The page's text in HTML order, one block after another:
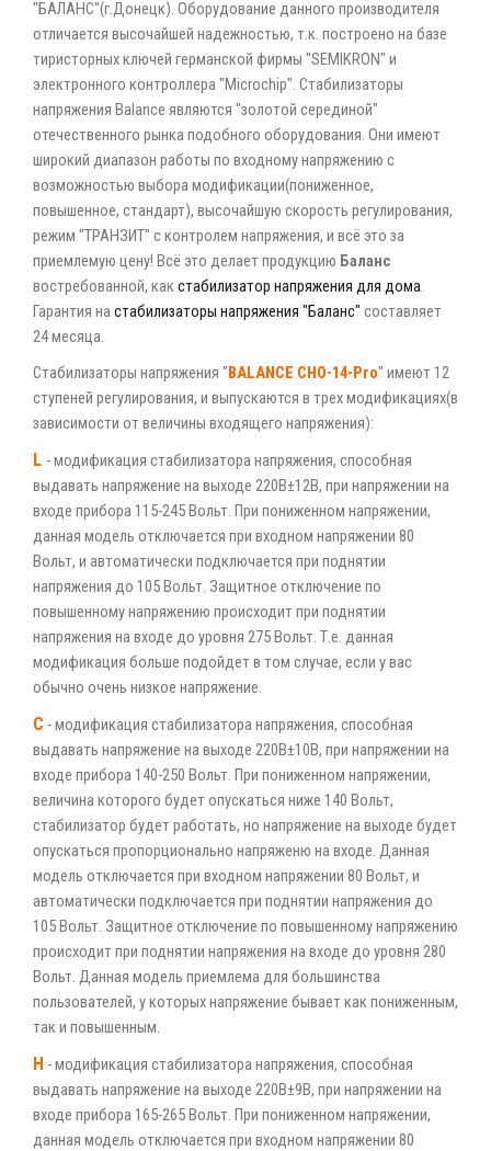
"БАЛАНС"(г.Донецк). Оборудование данного производителя
отличается высочайшей надежностью, т.к. построено на базе
тиристорных ключей германской фирмы "SEMIKRON" и
электронного контроллера "Microchip". Стабилизаторы
напряжения Balance являются "золотой серединой"
отечественного рынка подобного оборудования. Они имеют
широкий диапазон работы по входному напряжению с
возможностью выбора модификации(пониженное,
повышенное, стандарт), высочайшую скорость регулирования,
режим "ТРАНЗИТ" с контролем напряжения, и всё это за
приемлемую цену! Всё это делает продукцию Баланс
востребованной, какстабилизатор напряжения для дома.
Гарантия на стабилизаторы напряжения "Баланс" составляет
24 месяца.
Стабилизаторы напряжения "BALANCE CHO-14-Pro" имеют 12
ступеней регулирования, и выпускаются в трех модификациях(в
зависимости от величины входящего напряжения):
L - модификация стабилизатора напряжения, способная
выдавать напряжение на выходе 220В±12В, при напряжении на
входе прибора 115-245 Вольт. При пониженном напряжении,
данная модель отключается при входном напряжении 80
Вольт, и автоматически подключается при поднятии
напряжения до 105 Вольт. Защитное отключение по
повышенному напряжению происходит при поднятии
напряжения на входе до уровня 275 Вольт. Т.е. данная
модификация больше подойдет в том случае, если у вас
обычно очень низкое напряжение.
С - модификация стабилизатора напряжения, способная
выдавать напряжение на выходе 220В±10В, при напряжении на
входе прибора 140-250 Вольт. При пониженном напряжении,
величина которого будет опускаться ниже 140 Вольт,
стабилизатор будет работать, но напряжение на выходе будет
опускаться пропорционально напряженю на входе. Данная
модель отключается при входном напряжении 80 Вольт, и
автоматически подключается при поднятии напряжения до
105 Вольт. Защитное отключение по повышенному напряжению
происходит при поднятии напряжения на входе до уровня 280
Вольт. Данная модель приемлема для большинства
пользователей, у которых напряжение бывает как пониженным,
так и повышенным.
Н - модификация стабилизатора напряжения, способная
выдавать напряжение на выходе 220В±9В, при напряжении на
входе прибора 165-265 Вольт. При пониженном напряжении,
данная модель отключается при входном напряжении 80